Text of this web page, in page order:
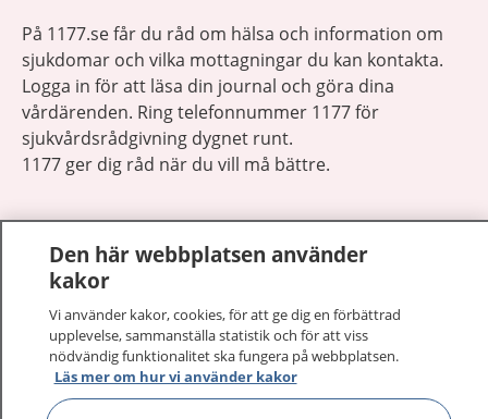
På 1177.se får du råd om hälsa och information om
sjukdomar och vilka mottagningar du kan kontakta.
Logga in för att läsa din journal och göra dina
vårdärenden. Ring telefonnummer 1177 för
sjukvårdsrådgivning dygnet runt.
1177 ger dig råd när du vill må bättre.
1177 på flera språk
Om 1177
Den här webbplatsen använder
kakor
Vi använder kakor, cookies, för att ge dig en förbättrad
upplevelse, sammanställa statistik och för att viss
nödvändig funktionalitet ska fungera på webbplatsen.
Läs mer om hur vi använder kakor